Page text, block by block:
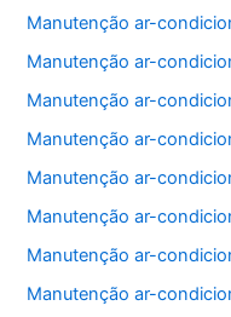
Manutenção ar-
Manutenção ar-
Manutenção ar-
Manutenção ar-
Manutenção ar-
Manutenção ar-
Manutenção ar-
Manutenção ar-